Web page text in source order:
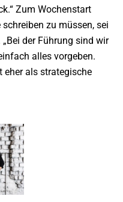
Zum Wochenstart
zu müssen, sei
der Führung sind wir
alles vorgeben.
eher als strategische